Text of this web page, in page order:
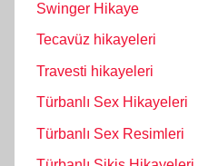
Swinger Hikaye
Tecavüz hikayeleri
Travesti hikayeleri
Türbanlı Sex Hikayeleri
Türbanlı Sex Resimleri